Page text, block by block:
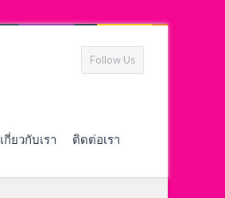
Follow Us
เกี่ยวกับเรา ติดต่อเรา